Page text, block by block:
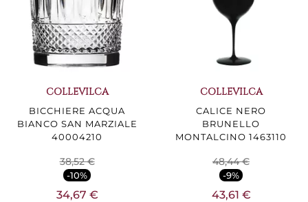
COLLEVILCA
BICCHIERE ACQUA
BIANCO SAN MARZIALE
40004210
38,52 €
-10%
34,67 €
COLLEVILCA
CALICE NERO
BRUNELLO
MONTALCINO 1463110
48,44 €
-9%
43,61 €